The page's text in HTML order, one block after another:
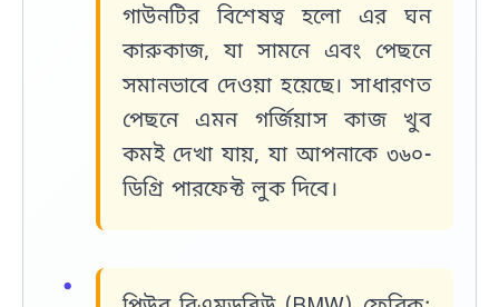
গাউনটির বিশেষত্ব হলো এরঘন
কারুকাজ, যা সামনে এবং পেছনে
সমানভাবে দেওয়া হয়েছে। সাধারণত
পেছনে এমন গর্জিয়াস কাজ খুব
কমই দেখা যায়, যা আপনাকে ৩৬০-
ডিগ্রি পারফেক্ট লুক দিবে।